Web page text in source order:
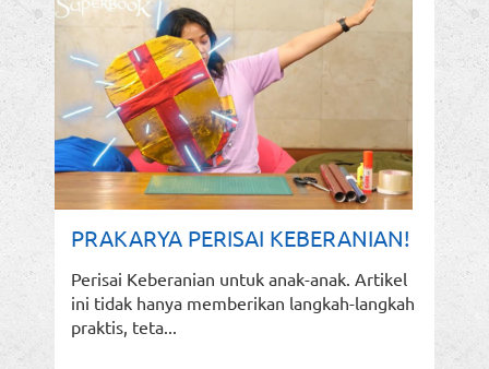
PRAKARYA PERISAI KEBERANIAN!
Perisai Keberanian untuk anak-anak. Artikel
ini tidak hanya memberikan langkah-langkah
praktis, teta...